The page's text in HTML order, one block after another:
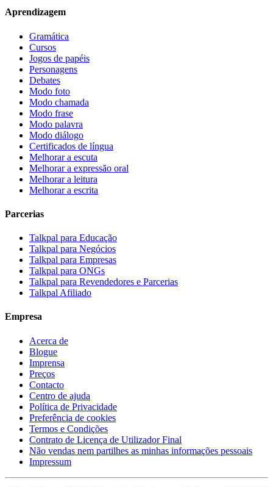
Aprendizagem
Gramática
Cursos
Jogos de papéis
Personagens
Debates
Modo foto
Modo chamada
Modo frase
Modo palavra
Modo diálogo
Certificados de língua
Melhorar a escuta
Melhorar a expressão oral
Melhorar a leitura
Melhorar a escrita
Parcerias
Talkpal para Educação
Talkpal para Negócios
Talkpal para Empresas
Talkpal para ONGs
Talkpal para Revendedores e Parcerias
Talkpal Afiliado
Empresa
Acerca de
Blogue
Imprensa
Preços
Contacto
Centro de ajuda
Política de Privacidade
Preferência de cookies
Termos e Condições
Contrato de Licença de Utilizador Final
Não vendas nem partilhes as minhas informações pessoais
Impressum